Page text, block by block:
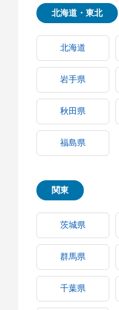
北海道・東北
北海道
岩手県
秋田県
福島県
関東
茨城県
群馬県
千葉県